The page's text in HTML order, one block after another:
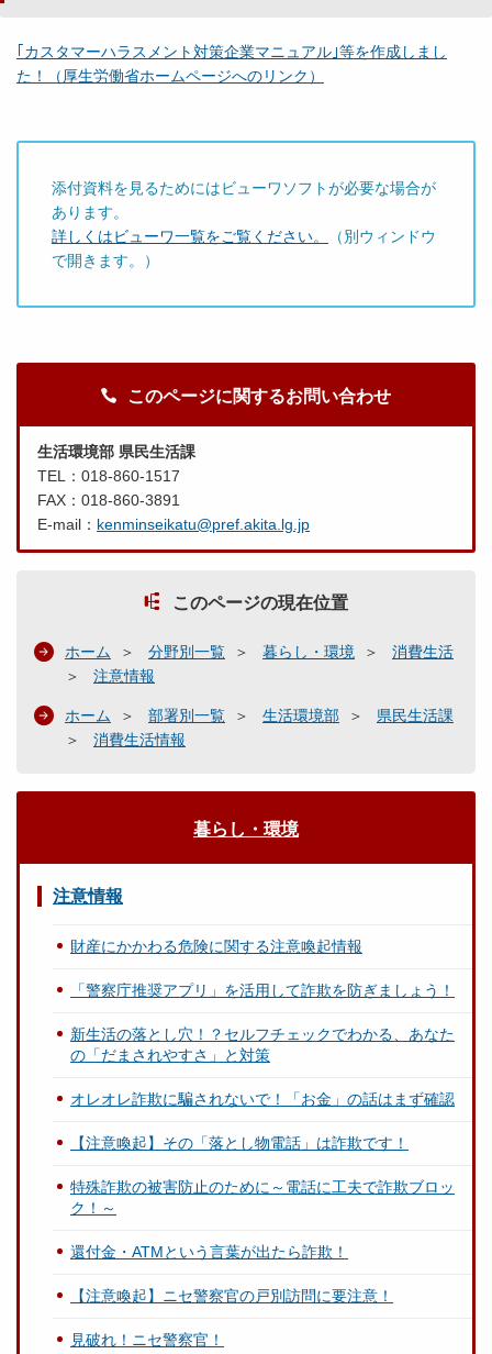
｢カスタマーハラスメント対策企業マニュアル｣等を作成しまし
た！（厚生労働省ホームページへのリンク）
添付資料を見るためにはビューワソフトが必要な場合が
あります。
詳しくはビューワ一覧をご覧ください。
（別ウィンドウ
で開きます。）
このページに関するお問い合わせ
生活環境部 県民生活課
TEL：018-860-1517
FAX：018-860-3891
E-mail： kenminseikatu@pref.akita.lg.jp
このページの現在位置
ホーム 分野別一覧 暮らし・環境
消費生活
注意情報
ホーム 部署別一覧 生活環境部
県民生活課
消費生活情報
暮らし・環境
注意情報
財産にかかわる危険に関する注意喚起情報
「警察庁推奨アプリ」を活用して詐欺を防ぎましょう！
新生活の落とし穴！？セルフチェックでわかる、あなた
の「だまされやすさ」と対策
オレオレ詐欺に騙されないで！「お金」の話はまず確認
【注意喚起】その「落とし物電話」は詐欺です！
特殊詐欺の被害防止のために～電話に工夫で詐欺ブロッ
ク！～
還付金・ATMという言葉が出たら詐欺！
【注意喚起】ニセ警察官の戸別訪問に要注意！
見破れ！ニセ警察官！